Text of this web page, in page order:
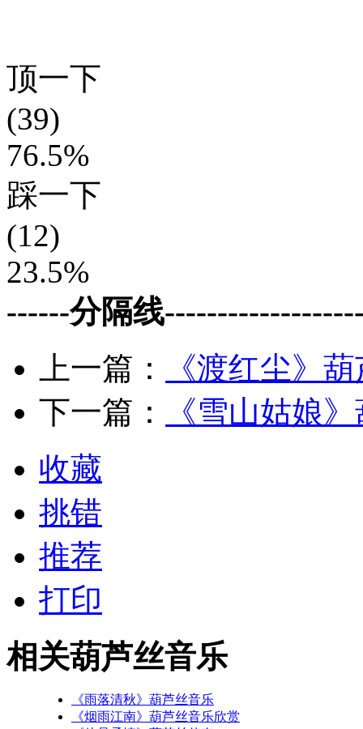
顶一下
(39)
76.5%
踩一下
(12)
23.5%
------分隔线
上一篇：
《渡红尘》
下一篇：
《雪山姑娘
收藏
挑错
推荐
打印
相关葫芦丝音乐
《雨落清秋》葫芦丝音乐
《烟雨江南》葫芦丝音乐欣赏